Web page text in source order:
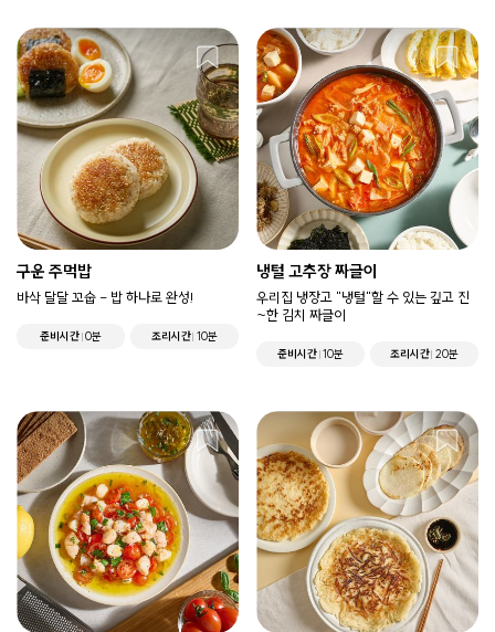
구운 주먹밥
바삭 달달 꼬숩 - 밥 하나로 완성!
준비시간 0분 조리시간 10분
냉털 고추장 짜글이
우리집 냉장고 "냉털"할 수 있는 깊고 진
~한 김치 짜글이
준비시간 10분 조리시간 20분